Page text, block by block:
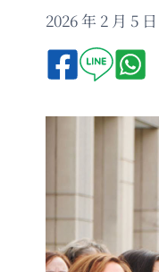
2026 年 2 月 5 日